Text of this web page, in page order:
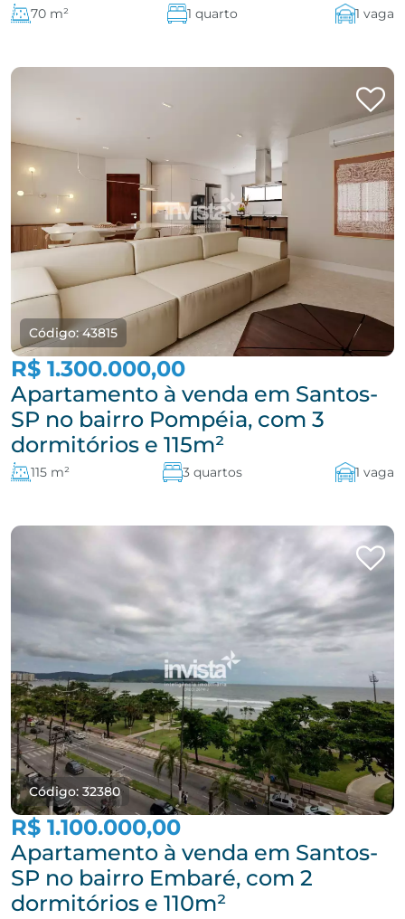
70 m² 1 quarto 1 vaga
Código: 43815
R$ 1.300.000,00
Apartamento à venda em Santos-
SP no bairro Pompéia, com 3
dormitórios e 115m²
115 m² 3 quartos 1 vaga
Código: 32380
R$ 1.100.000,00
Apartamento à venda em Santos-
SP no bairro Embaré, com 2
dormitórios e 110m²